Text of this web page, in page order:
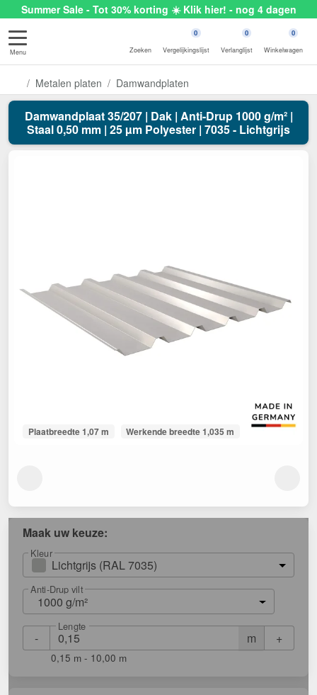
Summer Sale - Tot 30% korting ☀️ Klik hier! - nog 4 dagen
Menu Zoeken
0
Vergelijkingslijst
0
Verlanglijst
0
Winkelwagen
Metalen platen Damwandplaten
Damwandplaat 35/207 | Dak | Anti-Drup 1000 g/m² |
Staal 0,50 mm | 25 µm Polyester | 7035 - Lichtgrijs
Plaatbreedte 1,07 m Werkende breedte 1,035 m
Maak uw keuze:
Kleur
Lichtgrijs (RAL 7035)
Anti-Drup vilt
1000 g/m²
- m
Lengte
+
0,15 m - 10,00 m